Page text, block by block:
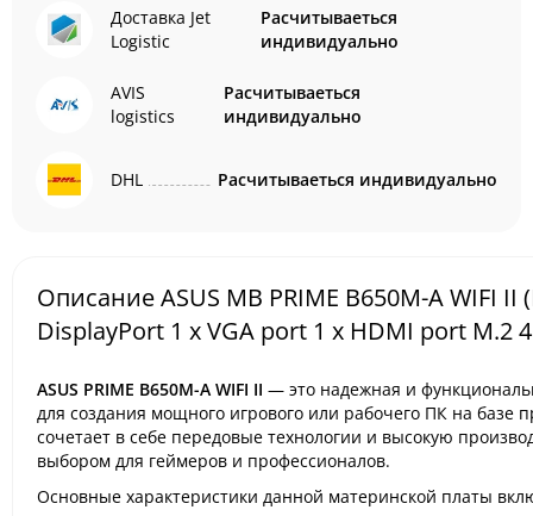
Доставка Jet
Logistic
Расчитываеться
индивидуально
AVIS
logistics
Расчитываеться
индивидуально
DHL Расчитываеться индивидуально
Описание ASUS MB PRIME B650M-A WIFI II
DisplayPort 1 x VGA port 1 x HDMI port M.2 4
ASUS PRIME B650M-A WIFI II — это надежная и
для создания мощного игрового или рабочего ПК на базе
сочетает в себе передовые технологии и высокую
выбором для геймеров и профессионалов.
Основные характеристики данной материнской платы